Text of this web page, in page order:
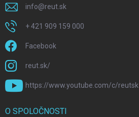
info@reut.sk
+ 421 909 159 000
Facebook
reut.sk/
https://www.youtube.com/c/reutsk
O SPOLOČNOSTI